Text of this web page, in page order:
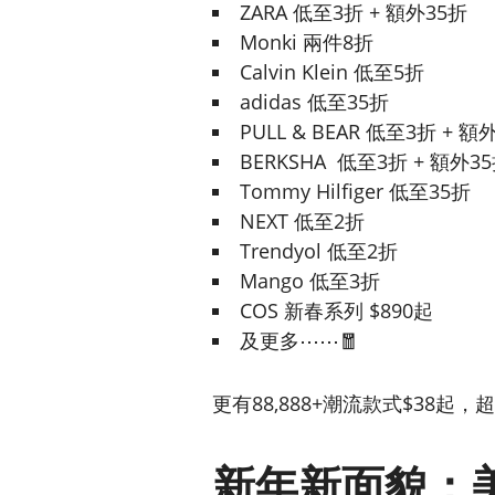
ZARA 低至3折 + 額外35折
Monki 兩件8折
Calvin Klein 低至5折
adidas 低至35折
PULL & BEAR 低至3折 + 額
BERKSHA 低至3折 + 額外
Tommy Hilfiger 低至35折
NEXT 低至2折
Trendyol 低至2折
Mango 低至3折
COS 新春系列 $890起
及更多⋯⋯🧧
更有88,888+潮流款式$38起，